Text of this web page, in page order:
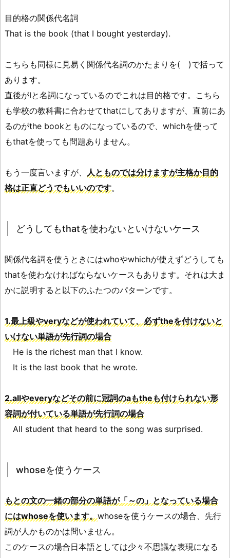
目的格の関係代名詞
That is the book (that I bought yesterday).
こちらも同様に見易く関係代名詞のかたまりを( )で括って
あります。
直後がIと名詞になっているのでこれは目的格です。こちら
も学校の教科書に合わせてthatにしてありますが、直前にあ
るのがthe bookとものになっているので、whichを使って
もthatを使っても問題ありません。
もう一度言いますが、 人とものでは分けますが主格か目的
格は正直どうでもいいのです。
どうしてもthatを使わないといけないケース
関係代名詞を使うときにはwhoやwhichが使えずどうしても
thatを使わなければならないケースもあります。それは大ま
かに説明すると以下のふたつのパターンです。
1.最上級やveryなどが使われていて、必ずtheを付けないと
いけない単語が先行詞の場合
He is the richest man that I know.
It is the last book that he wrote.
2.allやeveryなどその前に冠詞のaもtheも付けられない形
容詞が付いている単語が先行詞の場合
All student that heard to the song was surprised.
whoseを使うケース
もとの文の一緒の部分の単語が「～の」となっている場合
にはwhoseを使います。whoseを使うケースの場合、先行
詞が人かものかは問いません。
このケースの場合日本語としては少々不思議な表現になる